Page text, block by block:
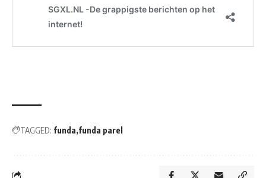
TAGGED: funda funda parel